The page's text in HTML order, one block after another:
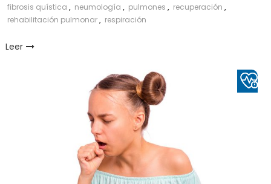
fibrosis quística , neumología , pulmones , recuperación ,
rehabilitación pulmonar, respiración
Leer